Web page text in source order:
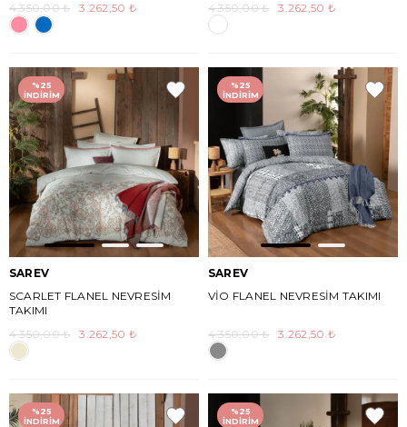
3.262,50 ₺
4.350,00 ₺
3.262,50 ₺
4.350,00 ₺
SAREV
SCARLET FLANEL NEVRESİM
TAKIMI
3.262,50 ₺
4.350,00 ₺
%25
İNDIRIM
SAREV
VİO FLANEL NEVRESİM TAKIMI
3.262,50 ₺
4.350,00 ₺
%25
İNDIRIM
%25
İNDIRIM
%25
İNDIRIM